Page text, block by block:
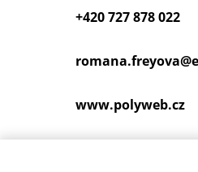
+420 727 878 022
romana.freyova@
www.polyweb.cz